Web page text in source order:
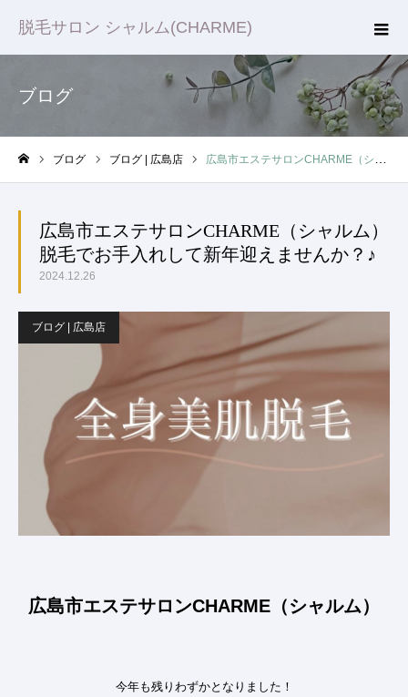
脱毛サロン シャルム(CHARME)
ブログ
ブログ ブログ | 広島店 広島市エステサロンCHARME（シャルム）脱毛でお手入れして新年迎えませんか？♪
広島市エステサロンCHARME（シャルム）
脱毛でお手入れして新年迎えませんか？♪
2024.12.26
ブログ | 広島店
広島市エステサロンCHARME（シャルム）
今年も残りわずかとなりました！